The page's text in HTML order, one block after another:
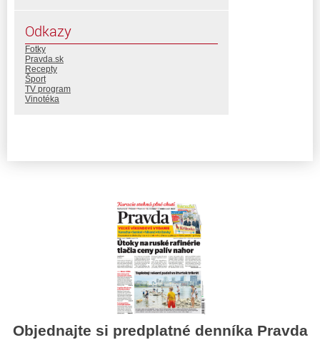
Odkazy
Fotky
Pravda.sk
Recepty
Šport
TV program
Vinotéka
Objednajte si predplatné denníka Pravda